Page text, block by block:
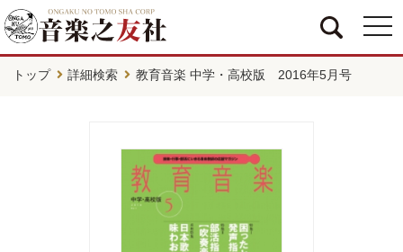
トップ 詳細検索 教育音楽 中学・高校版 2016年5月号